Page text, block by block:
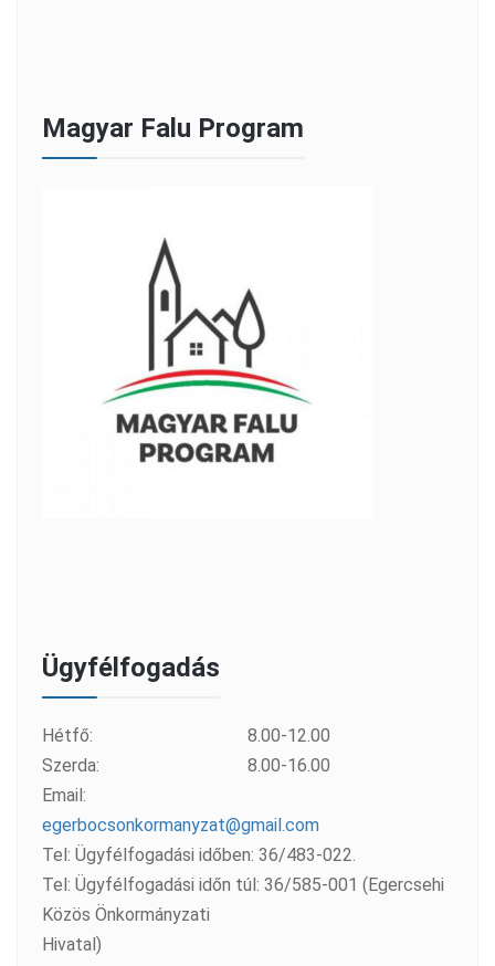
Magyar Falu Program
Ügyfélfogadás
Hétfő:
8.00-12.00
Szerda:
8.00-16.00
Email:
egerbocsonkormanyzat@gmail.com
Tel: Ügyfélfogadási időben: 36/483-022.
Tel: Ügyfélfogadási időn túl: 36/585-001 (Egercsehi
Közös Önkormányzati
Hivatal)